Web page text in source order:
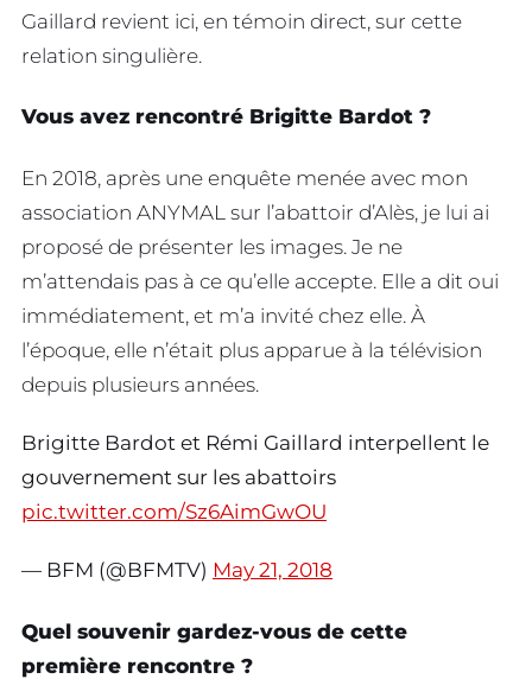
Gaillard revient ici, en témoin direct, sur cette
relation singulière.
Vous avez rencontré Brigitte Bardot ?
En 2018, après une enquête menée avec mon
association ANYMAL sur l’abattoir d’Alès, je lui ai
proposé de présenter les images. Je ne
m’attendais pas à ce qu’elle accepte. Elle a dit oui
immédiatement, et m’a invité chez elle. À
l’époque, elle n’était plus apparue à la télévision
depuis plusieurs années.
Brigitte Bardot et Rémi Gaillard interpellent le
gouvernement sur les abattoirs
pic.twitter.com/Sz6AimGwOU
— BFM (@BFMTV) May 21, 2018
Quel souvenir gardez-vous de cette
première rencontre ?